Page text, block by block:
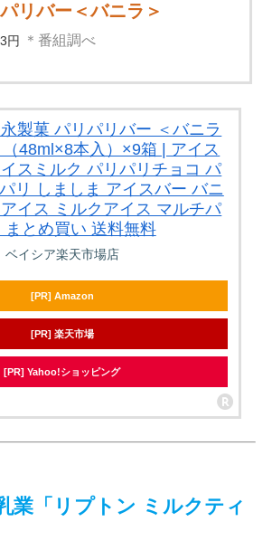
リバー＜バニラ＞
円 ＊番組調べ
製菓 パリパリバー ＜バニラ
（48ml×8本入）×9箱 | アイス
スミルク パリパリチョコ パ
リ しましま アイスバー バニ
イス ミルクアイス マルチパ
まとめ買い 送料無料
ベイシア楽天市場店
[PR] Amazon
[PR] 楽天市場
[PR] Yahoo!ショッピング
業「リプトン ミルクティ